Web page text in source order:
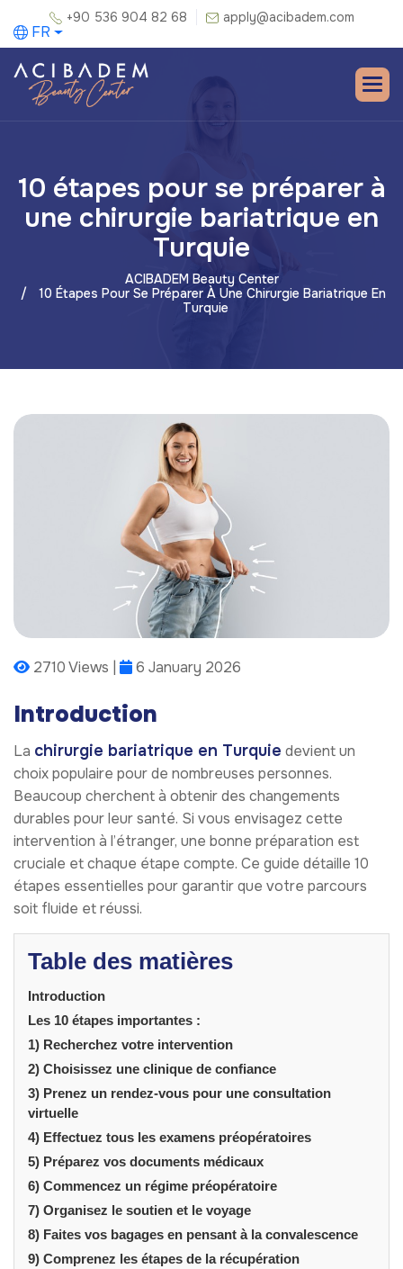
+90 536 904 82 68 apply@acibadem.com
FR
10 étapes pour se préparer à
une chirurgie bariatrique en
Turquie
ACIBADEM Beauty Center
10 Étapes Pour Se Préparer À Une Chirurgie Bariatrique En
Turquie
2710 Views | 6 January 2026
Introduction
La chirurgie bariatrique en Turquie devient un
choix populaire pour de nombreuses personnes.
Beaucoup cherchent à obtenir des changements
durables pour leur santé. Si vous envisagez cette
intervention à l’étranger, une bonne préparation est
cruciale et chaque étape compte. Ce guide détaille 10
étapes essentielles pour garantir que votre parcours
soit fluide et réussi.
Table des matières
Introduction
Les 10 étapes importantes :
1) Recherchez votre intervention
2) Choisissez une clinique de confiance
3) Prenez un rendez-vous pour une consultation
virtuelle
4) Effectuez tous les examens préopératoires
5) Préparez vos documents médicaux
6) Commencez un régime préopératoire
7) Organisez le soutien et le voyage
8) Faites vos bagages en pensant à la convalescence
9) Comprenez les étapes de la récupération